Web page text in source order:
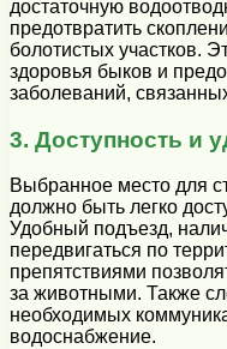
достаточную
предотвратить
болотистых участков.
здоровья быков и
заболеваний,
3. Доступность и
Выбранное место для
должно быть легко
Удобный подъезд,
передвигаться по
препятствиями
за животными. Также
необходимых
водоснабжение.